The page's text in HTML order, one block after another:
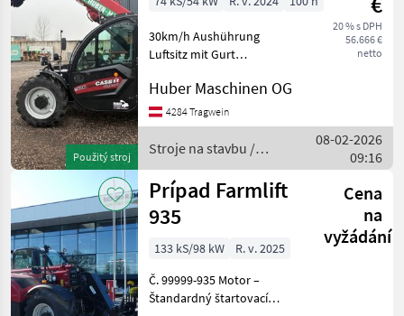
Použitý stroj
20 % s DPH
56.666 €
netto
30km/h Aushührung
Luftsitz mit Gurt
Verriegelung mir Euro
Aufnahme Bereifung 280/80
R20 Fernschmierung und 5
Punkte Schmierleiste
Huber Maschinen OG
4284 Tragwein
Stroje na stavbu /
Case IH
08-02-2026
09:16
Prípad Farmlift
935
Cena
na
vyžádání
133 kS/98 kW
R. v. 2025
Č. 99999-935 Motor –
Štandardný štartovací